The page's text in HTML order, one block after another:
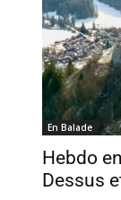
En Balade
Hebdo
Dessus